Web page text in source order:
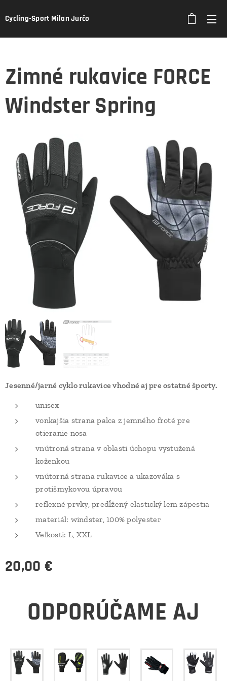
Cycling-Sport Milan Jurčo
Zimné rukavice FORCE
Windster Spring
Jesenné/jarné cyklo rukavice vhodné aj pre ostatné športy.
unisex
vonkajšia strana palca z jemného froté pre
otieranie nosa
vnútroná strana v oblasti úchopu vystužená
koženkou
vnútorná strana rukavice a ukazováka s
protišmykovou úpravou
reflexné prvky, predĺžený elastický lem zápestia
materiál: windster, 100% polyester
Veľkosti: L, XXL
20,00 €
ODPORÚČAME AJ